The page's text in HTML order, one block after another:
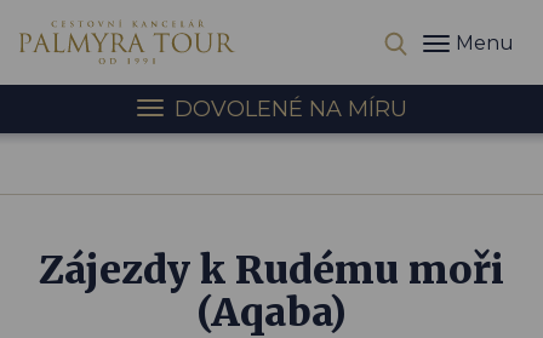
Menu
DOVOLENÉ NA MÍRU
Zájezdy k Rudému moři
(Aqaba)